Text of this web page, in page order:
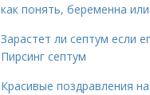
как понять, беременна
Зарастет ли септум если
Пирсинг септум
Красивые поздравления